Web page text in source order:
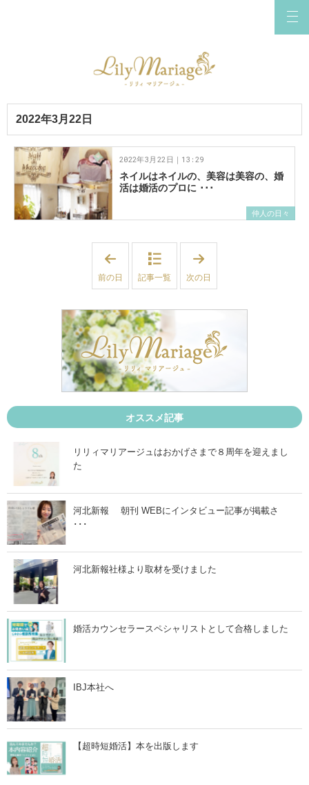
2022年3月22日
仲人の日々
ネイルはネイルの、美容は美容の、婚
活は婚活のプロに ･･･
2022年3月22日｜13:29
2
3
月
1
6
日
」
前の日 記事一覧
2
3
2
8
日
次の日
オススメ記事
リリィマリアージュはおかげさまで８周年を迎えまし
た
河北新報 朝刊 WEBにインタビュー記事が掲載さ
･･･
河北新報社様より取材を受けました
婚活カウンセラースペシャリストとして合格しました
IBJ本社へ
【超時短婚活】本を出版します